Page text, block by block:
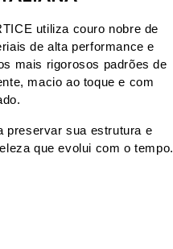
utiliza couro nobre de
de alta performance e
mais rigorosos padrões de
macio ao toque e com
preservar sua estrutura e
que evolui com o tempo.